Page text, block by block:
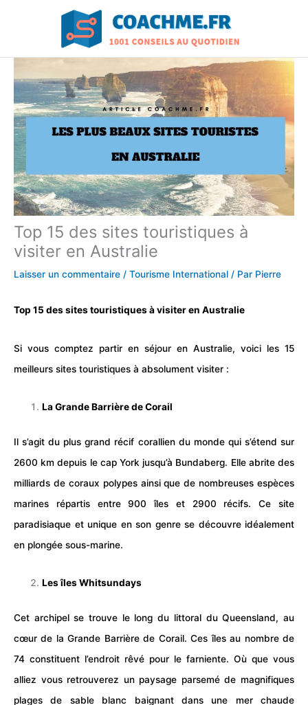
Top 15 des sites touristiques à
visiter en Australie
Laisser un commentaire / Tourisme International / Par Pierre
Top 15 des sites touristiques à visiter en Australie
Si vous comptez partir en séjour en Australie, voici les 15
meilleurs sites touristiques à absolument visiter :
La Grande Barrière de Corail
Il s’agit du plus grand récif corallien du monde qui s’étend sur
2600 km depuis le cap York jusqu’à Bundaberg. Elle abrite des
milliards de coraux polypes ainsi que de nombreuses espèces
marines répartis entre 900 îles et 2900 récifs. Ce site
paradisiaque et unique en son genre se découvre idéalement
en plongée sous-marine.
Les îles Whitsundays
Cet archipel se trouve le long du littoral du Queensland, au
cœur de la Grande Barrière de Corail. Ces îles au nombre de
74 constituent l’endroit rêvé pour le farniente. Où que vous
alliez vous retrouverez un paysage parsemé de magnifiques
plages de sable blanc baignant dans une mer chaude